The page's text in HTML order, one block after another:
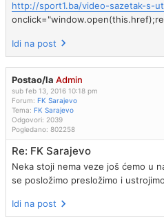
http://sport1.ba/video-sazetak-s-
Idi na post
Postao/la Admin
sub feb 13, 2016 10:18 pm
Forum: FK Sarajevo
Tema: FK Sarajevo
Odgovori: 2039
Pogledano: 802258
Re: FK Sarajevo
Neka stoji nema veze još ćemo u
se posložimo presložimo i
Idi na post